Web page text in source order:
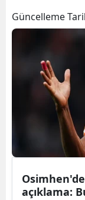
Güncelleme
açıklama: